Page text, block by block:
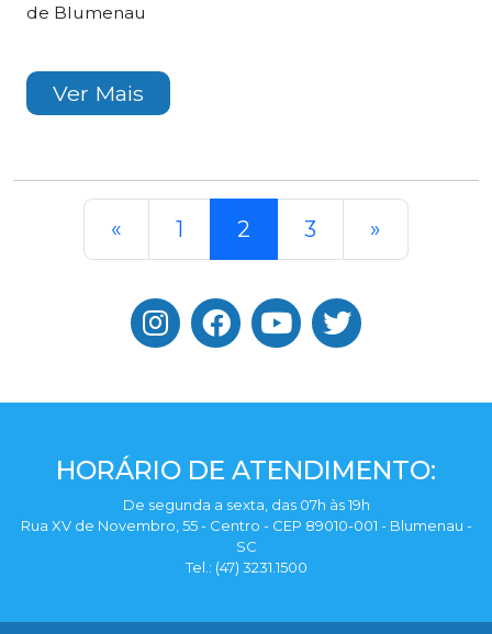
de Blumenau
Ver Mais
« 1 2 3 »
HORÁRIO DE ATENDIMENTO:
De segunda a sexta, das 07h às 19h
Rua XV de Novembro, 55 - Centro - CEP 89010-001 - Blumenau -
SC
Tel.: (47) 3231.1500